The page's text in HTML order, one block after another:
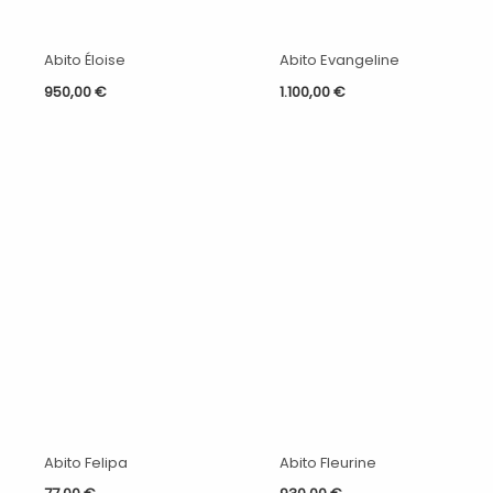
Abito Éloise
950,00€
Abito Evangeline
1.100,00€
Abito Felipa
Abito Fleurine